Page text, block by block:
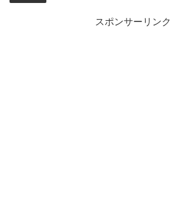
スポンサーリンク